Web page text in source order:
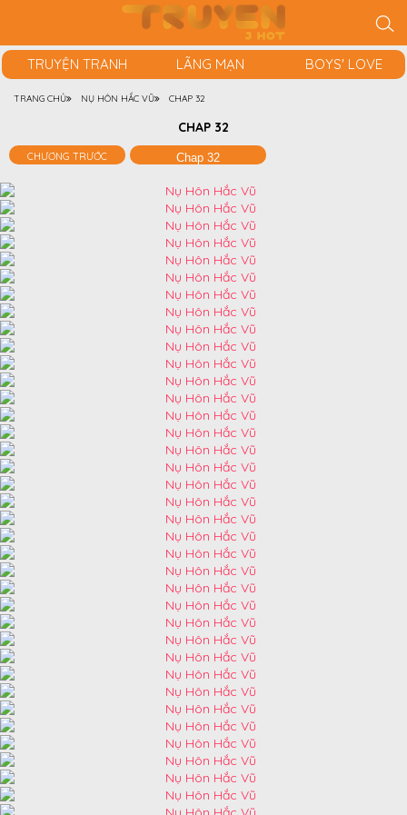
TRUYỆN TRANH LÃNG MẠN BOYS' LOVE
TRANG CHỦ NỤ HÔN HẮC VŨ CHAP 32
CHAP 32
CHƯƠNG TRƯỚC